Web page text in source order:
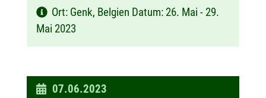
Ort: Genk, Belgien Datum: 26. Mai - 29.
Mai 2023
D
07.06.2023